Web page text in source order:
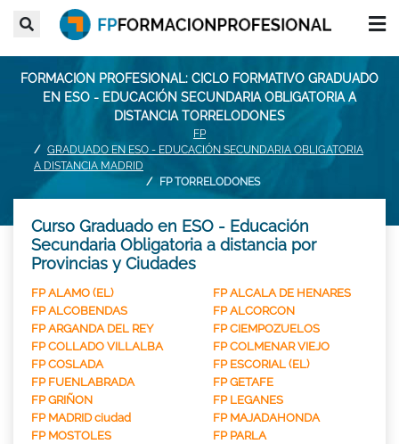
FORMACION PROFESIONAL: CICLO FORMATIVO GRADUADO
EN ESO - EDUCACIÓN SECUNDARIA OBLIGATORIA A
DISTANCIA TORRELODONES
FP
GRADUADO EN ESO - EDUCACIÓN SECUNDARIA OBLIGATORIA
A DISTANCIA MADRID
FP TORRELODONES
Curso Graduado en ESO - Educación
Secundaria Obligatoria a distancia por
Provincias y Ciudades
FP ALAMO (EL)
FP ALCALA DE HENARES
FP ALCOBENDAS
FP ALCORCON
FP ARGANDA DEL REY
FP CIEMPOZUELOS
FP COLLADO VILLALBA
FP COLMENAR VIEJO
FP COSLADA
FP ESCORIAL (EL)
FP FUENLABRADA
FP GETAFE
FP GRIÑON
FP LEGANES
FP MADRID ciudad
FP MAJADAHONDA
FP MOSTOLES
FP PARLA